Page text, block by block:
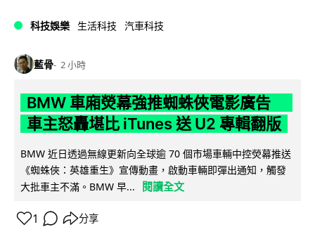
科技娛樂 生活科技 汽車科技
藍骨 2 小時
BMW 車廂熒幕強推蜘蛛俠電影廣告
車主怒轟堪比 iTunes 送 U2 專輯翻版
BMW 近日透過無線更新向全球逾 70 個市場車輛中控熒幕推送
《蜘蛛俠：英雄重生》宣傳動畫，啟動車輛即彈出通知，觸發
大批車主不滿。BMW 早...
閱讀全文
1 分享